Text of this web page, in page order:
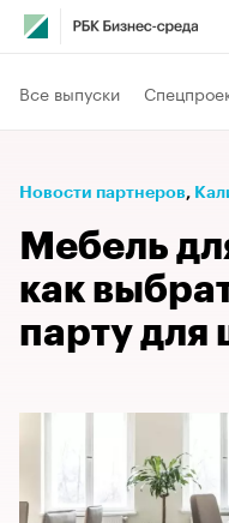
Все выпуски
Новости партнеров⁠,
Мебель
как
парту для